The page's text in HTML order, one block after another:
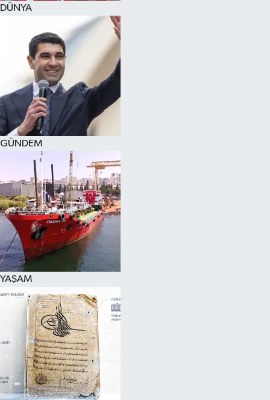
DÜNYA
GÜNDEM
YAŞAM
KÜLTÜR SANAT
FRAGMANLAR